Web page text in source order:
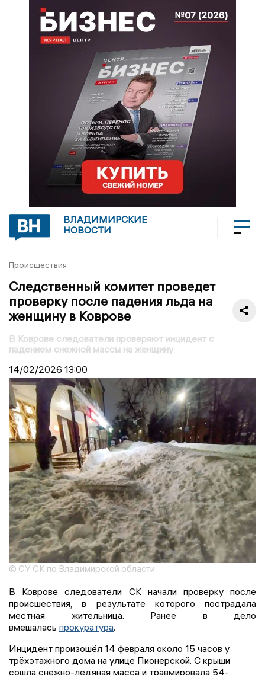
ВЛАДИМИРСКИЕ
НОВОСТИ
Происшествия
Следственный комитет проведет
проверку после падения льда на
женщину в Коврове
В Коврове следователи проверяют инцидент с
падением снежной массы на женщину
14/02/2026 13:00
© СУ СК по Владимирской области
В Коврове следователи СК начали проверку после
происшествия, в результате которого пострадала
местная жительница. Ранее в дело
вмешалась прокуратура.
Инцидент произошёл 14 февраля около 15 часов у
трёхэтажного дома на улице Пионерской. С крыши
сошла снежно-ледяная масса и травмировала 54-